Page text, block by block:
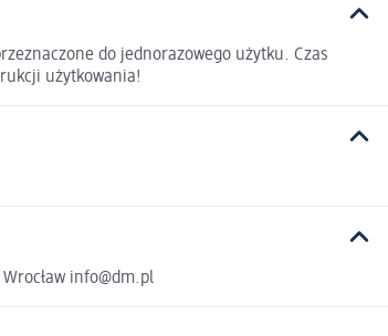
do jednorazowego użytku. Czas
użytkowania!
info@dm.pl